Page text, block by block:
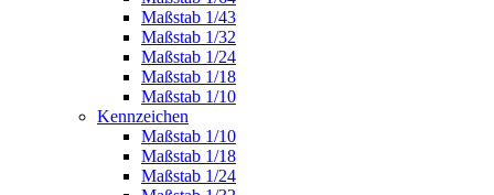
Maßstab 1/43
Maßstab 1/32
Maßstab 1/24
Maßstab 1/18
Maßstab 1/10
Kennzeichen
Maßstab 1/10
Maßstab 1/18
Maßstab 1/24